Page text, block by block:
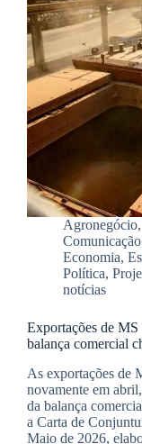
Agronegócio,
Comunicação
Economia,
Política,
notícias
Exportações de MS
balança comercial
As exportações de
novamente em
da balança
a Carta de
Maio de 2026,